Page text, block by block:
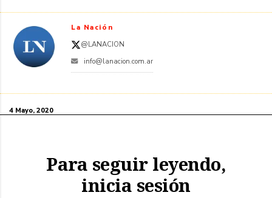
La Nación
@LANACION
info@lanacion.com.ar
4 Mayo, 2020
Para seguir leyendo,
inicia sesión